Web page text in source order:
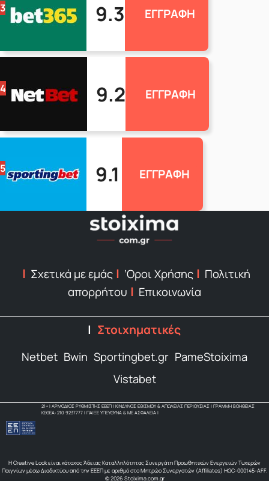
3 9.3 ΕΓΓΡΑΦΗ
4 9.2 ΕΓΓΡΑΦΗ
5 9.1 ΕΓΓΡΑΦΗ
Σχετικά με εμάς ‘Οροι Χρήσης
Πολιτική
απορρήτου
Επικοινωνία
Στοιχηματικές
Netbet Bwin Sportingbet.gr PameStoixima
Vistabet
21+ | ΑΡΜΟΔΙΟΣ ΡΥΘΜΙΣΤΗΣ ΕΕΕΠ | ΚΙΝΔΥΝΟΣ ΕΘΙΣΜΟΥ & ΑΠΩΛΕΙΑΣ ΠΕΡΙΟΥΣΙΑΣ | ΓΡΑΜΜΗ ΒΟΗΘΕΙΑΣ
ΚΕΘΕΑ: 210 9237777 | ΠΑΙΞΕ ΥΠΕΥΘΥΝΑ & ΜΕ ΑΣΦΑΛΕΙΑ |
Η Creative Look είναι κάτοχος Άδειας Καταλληλότητας Συνεργάτη Προωθητικών Ενεργειών Τυχερών
Παιγνίων μέσω Διαδικτύου από την ΕΕΕΠ με αριθμό στο Μητρώο Συνεργατών (Affiliates) HGC-000145-AFF.
© 2026 Stoixima.com.gr